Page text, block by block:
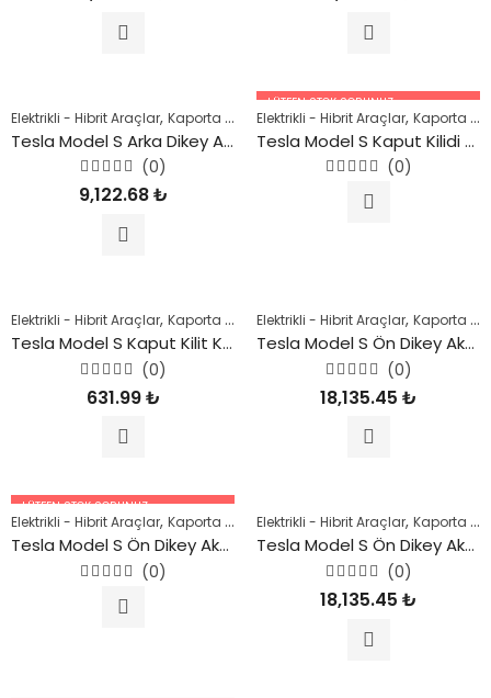
Elektrikli - Hibrit Araçlar, Kaporta Parçaları ,Kaporta Parçaları ,Model 3 ,
Tesla Model S Arka Dikey Aks Taşıyıcı (Sol) 2016 Sonrası
5
üzerinden
(0)
9,122.68₺
LÜTFEN STOK SORUNUZ.
05447227756
Elektrikli - Hibrit Araçlar, Kaporta Parçaları
Tesla Model S Kaput Kilidi 2016 Sonrası
üzerinden
(0)
Elektrikli - Hibrit Araçlar, Kaporta Parçaları ,Şase Parçaları,Tesla
Tesla Model S Kaput Kilit Karşılığı 2016 Sonrası
5
üzerinden
(0)
631.99₺
Elektrikli - Hibrit Araçlar, Kaporta Parçaları
Tesla Model S Ön Dikey Aks Taşıyıcı (Sağ) 2016 Sonrası
5
üzerinden
(0)
18,135.45 ₺
LÜTFEN STOK SORUNUZ.
05447227756
Elektrikli - Hibrit Araçlar, Kaporta Parçaları ,Kaporta Parçaları ,Model 3 ,
Tesla Model S Ön Dikey Aks Taşıyıcı (Sağ) 2016 Sonrası
üzerinden
(0)
Elektrikli - Hibrit Araçlar, Kaporta Parçaları
Tesla Model S Ön Dikey Aks Taşıyıcı (Sol) 2016 Sonrası
5
üzerinden
(0)
18,135.45 ₺